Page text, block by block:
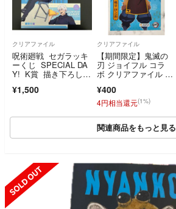
クリアファイル
呪術廻戦 セガラッキ
ーくじ SPECIAL DA
Y! K賞 描き下ろしク
カーセット 五条悟
¥1,500
クリアファイル
【期間限定】鬼滅の
刃 ジョイフル コラ
ボ クリアファイル 嘴
¥400
4円相当還元(1%)
関連商品をもっと見る
SOLD OUT